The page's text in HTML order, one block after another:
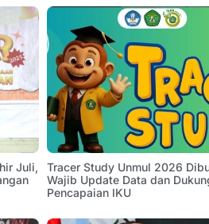
Juli,
Tracer Study Unmul 2026
Wajib Update Data dan
Pencapaian IKU